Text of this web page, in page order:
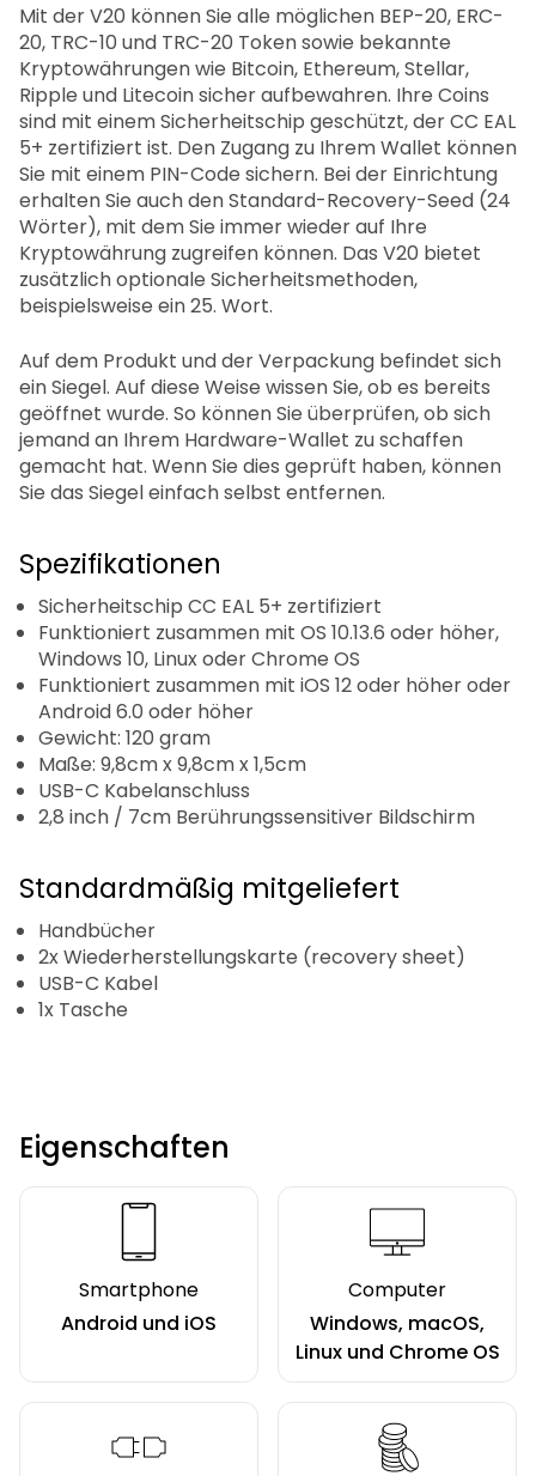
Mit der V20 können Sie alle möglichen BEP-20, ERC-
20, TRC-10 und TRC-20 Token sowie bekannte
Kryptowährungen wie Bitcoin, Ethereum, Stellar,
Ripple und Litecoin sicher aufbewahren. Ihre Coins
sind mit einem Sicherheitschip geschützt, der CC EAL
5+ zertifiziert ist. Den Zugang zu Ihrem Wallet können
Sie mit einem PIN-Code sichern. Bei der Einrichtung
erhalten Sie auch den Standard-Recovery-Seed (24
Wörter), mit dem Sie immer wieder auf Ihre
Kryptowährung zugreifen können. Das V20 bietet
zusätzlich optionale Sicherheitsmethoden,
beispielsweise ein 25. Wort.
Auf dem Produkt und der Verpackung befindet sich
ein Siegel. Auf diese Weise wissen Sie, ob es bereits
geöffnet wurde. So können Sie überprüfen, ob sich
jemand an Ihrem Hardware-Wallet zu schaffen
gemacht hat. Wenn Sie dies geprüft haben, können
Sie das Siegel einfach selbst entfernen.
Spezifikationen
Sicherheitschip CC EAL 5+ zertifiziert
Funktioniert zusammen mit OS 10.13.6 oder höher,
Windows 10, Linux oder Chrome OS
Funktioniert zusammen mit iOS 12 oder höher oder
Android 6.0 oder höher
Gewicht: 120 gram
Maße: 9,8cm x 9,8cm x 1,5cm
USB-C Kabelanschluss
2,8 inch / 7cm Berührungssensitiver Bildschirm
Standardmäßig mitgeliefert
Handbücher
2x Wiederherstellungskarte (recovery sheet)
USB-C Kabel
1x Tasche
Eigenschaften
Smartphone
Android und iOS
Computer
Windows, macOS,
Linux und Chrome OS